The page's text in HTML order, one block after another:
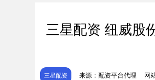
三星配资 纽威股
三星配资 来源：配资平台代理 网